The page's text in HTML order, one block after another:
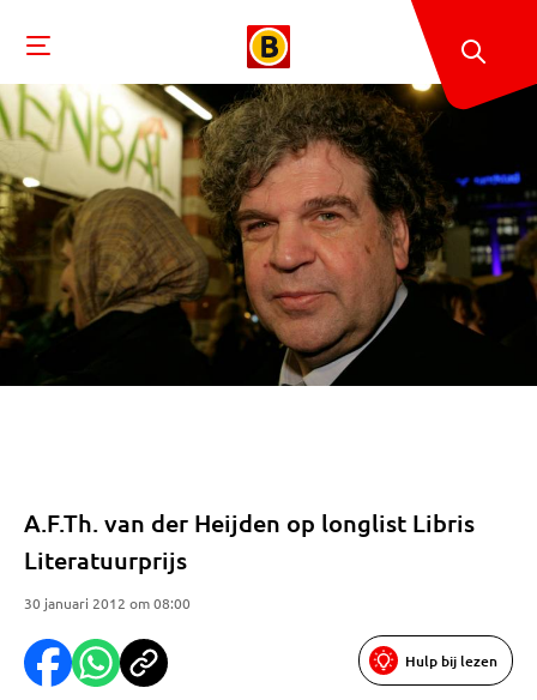
A.F.Th. van der Heijden op longlist Libris
Literatuurprijs
30 januari 2012 om 08:00
Hulp bij lezen